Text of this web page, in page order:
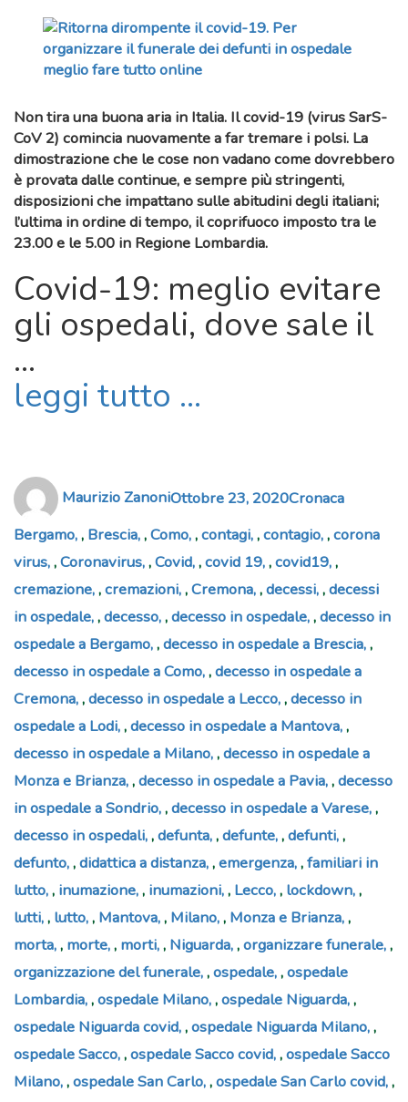
Non tira una buona aria in Italia. Ilcovid-19 (virus SarS-
CoV 2) comincia nuovamente a far tremare i polsi. La
dimostrazione che le cose non vadano come dovrebbero
è provata dalle continue, e sempre più stringenti,
disposizioni che impattano sulle abitudini degli italiani;
l’ultima in ordine di tempo, il coprifuoco imposto tra le
23.00 e le 5.00 in Regione Lombardia.
Covid-19: meglio evitare
gli ospedali, dove sale il
...
leggi tutto ...
Author
Maurizio Zanoni
Posted
on
Ottobre 23, 2020Cronaca
Bergamo , Brescia ,Como ,contagi ,contagio ,corona
virus ,Coronavirus ,Covid ,covid 19 ,covid19 ,
cremazione ,cremazioni ,Cremona ,decessi ,decessi
in ospedale ,decesso ,decesso in ospedale ,decesso in
ospedale a Bergamo ,decesso in ospedale a Brescia ,
decesso in ospedale a Como ,decesso in ospedale a
Cremona ,decesso in ospedale a Lecco ,decesso in
ospedale a Lodi ,decesso in ospedale a Mantova ,
decesso in ospedale a Milano ,decesso in ospedale a
Monza e Brianza ,decesso in ospedale a Pavia ,decesso
in ospedale a Sondrio ,decesso in ospedale a Varese ,
decesso in ospedali ,defunta ,defunte ,defunti ,
defunto ,didattica a distanza ,emergenza ,familiari in
lutto , inumazione , inumazioni , Lecco , lockdown ,
lutti , lutto , Mantova , Milano , Monza e Brianza ,
morta , morte , morti , Niguarda ,organizzare funerale ,
organizzazione del funerale ,ospedale ,ospedale
Lombardia ,ospedale Milano ,ospedale Niguarda ,
ospedale Niguarda covid ,ospedale Niguarda Milano ,
ospedale Sacco ,ospedale Sacco covid ,ospedale Sacco
Milano ,ospedale San Carlo ,ospedale San Carlo covid ,